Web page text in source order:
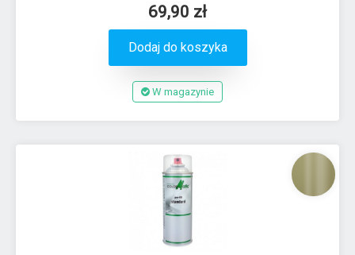
69,90 zł
Dodaj do koszyka
W magazynie